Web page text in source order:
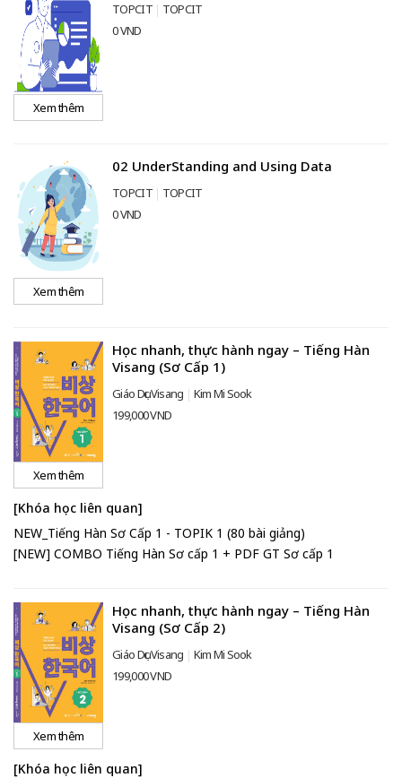
TOPCIT
TOPCIT
0 VND
Xem thêm
02 UnderStanding and Using Data
TOPCIT
TOPCIT
0 VND
Xem thêm
Học nhanh, thực hành ngay – Tiếng Hàn
Visang (Sơ Cấp 1)
Giáo Dục Visang
Kim Mi Sook
199,000 VND
[Khóa học liên quan]
NEW_Tiếng Hàn Sơ Cấp 1 - TOPIK 1 (80 bài giảng)
[NEW] COMBO Tiếng Hàn Sơ cấp 1 + PDF GT Sơ cấp 1
Xem thêm
Học nhanh, thực hành ngay – Tiếng Hàn
Visang (Sơ Cấp 2)
Giáo Dục Visang
Kim Mi Sook
199,000 VND
[Khóa học liên quan]
Xem thêm